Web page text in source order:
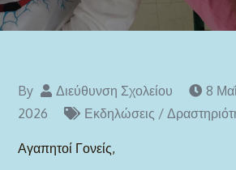
By Διεύθυνση Σχολείου
8
2026
Εκδηλώσεις /
Αγαπητοί Γονείς,